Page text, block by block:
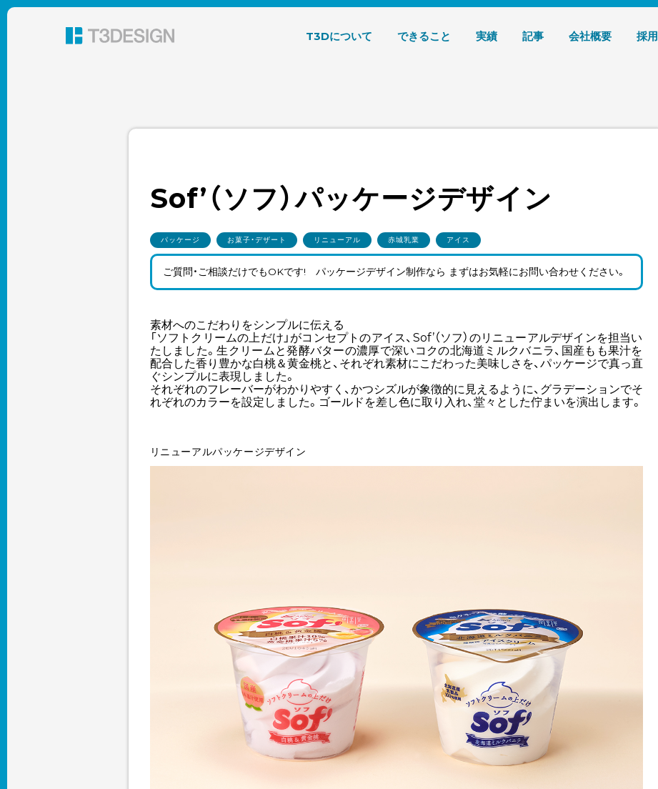
東京都渋谷のパッケージデザイン・グラフィックデザイン 株式会社T3デザイン
T3Dについて できること 実績 記事 会社概要 採用
Sof’（ソフ）パッケージデザイン
パッケージ お菓子・デザート リニューアル 赤城乳業 アイス
ご質問・ご相談だけでもOKです! パッケージデザイン制作なら まずはお気軽にお問い合わせください。
素材へのこだわりをシンプルに伝える
「ソフトクリームの上だけ」がコンセプトのアイス、Sof’（ソフ）のリニューアルデザインを担当い
たしました。生クリームと発酵バターの濃厚で深いコクの北海道ミルクバニラ、国産もも果汁を
配合した香り豊かな白桃＆黄金桃と、それぞれ素材にこだわった美味しさを、パッケージで真っ直
ぐシンプルに表現しました。
それぞれのフレーバーがわかりやすく、かつシズルが象徴的に見えるように、グラデーションでそ
れぞれのカラーを設定しました。ゴールドを差し色に取り入れ、堂々とした佇まいを演出します。
リニューアルパッケージデザイン